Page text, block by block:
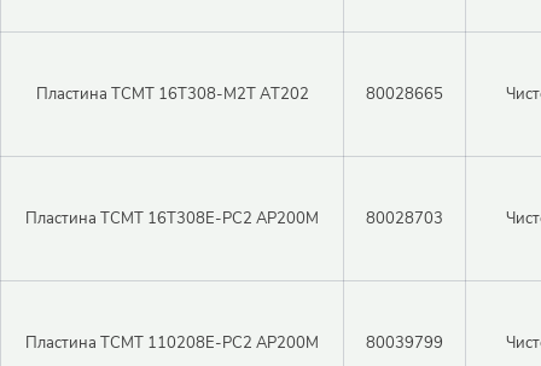
Пластина TCMT 16T308-M2T AT202 80028665
Пластина TCMT 16T308E-PC2 AP200M 80028703
Пластина TCMT 110208E-PC2 AP200M 80039799